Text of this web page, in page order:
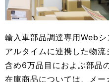
輸入車部品調達専用Web
アルタイムに連携した物
含め6万品目におよぶ部品
在庫商品については、メ